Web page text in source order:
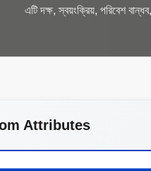
Attributes